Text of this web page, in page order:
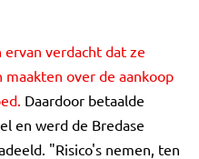
verdacht dat ze
over de aankoop
Daardoor betaalde
en werd de Bredase
"Risico's nemen, ten